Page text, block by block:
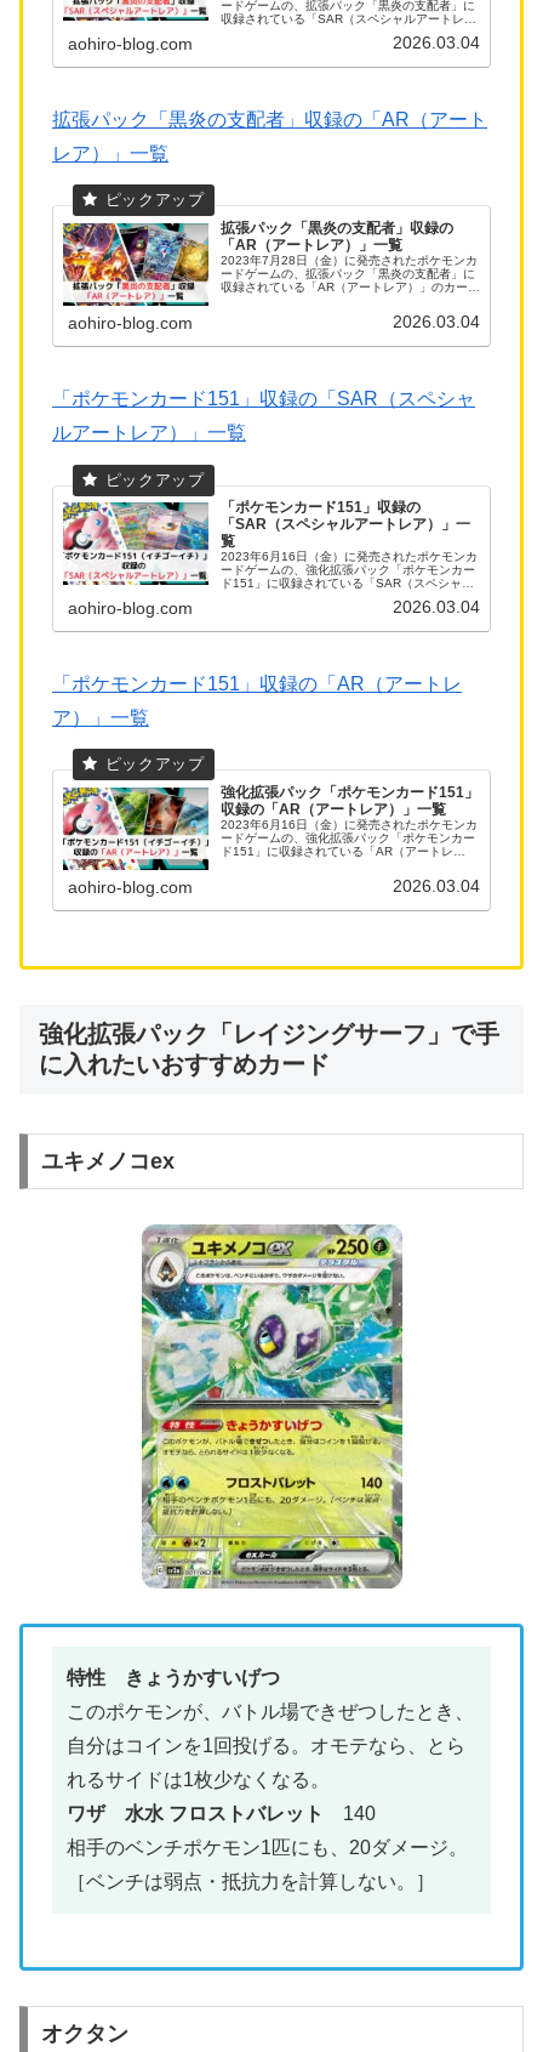
ードゲームの、拡張パック「黒炎の支配者」に
収録されている「SAR（スペシャルアートレ
aohiro-blog.com 2026.03.04
拡張パック「黒炎の支配者」収録の「AR（アート
レア）」一覧
拡張パック「黒炎の支配者」収録の
「AR（アートレア）」一覧
2023年7月28日（金）に発売されたポケモンカ
ードゲームの、拡張パック「黒炎の支配者」に
収録されている「AR（アートレア）」のカード
aohiro-blog.com 2026.03.04
「ポケモンカード151」収録の「SAR（スペシャ
ルアートレア）」一覧
「ポケモンカード151」収録の
「SAR（スペシャルアートレア）」一
覧
2023年6月16日（金）に発売されたポケモンカ
ードゲームの、強化拡張パック「ポケモンカー
ド151」に収録されている「SAR（スペシャル
aohiro-blog.com 2026.03.04
「ポケモンカード151」収録の「AR（アートレ
ア）」一覧
強化拡張パック「ポケモンカード151」
収録の「AR（アートレア）」一覧
2023年6月16日（金）に発売されたポケモンカ
ードゲームの、強化拡張パック「ポケモンカー
ド151」に収録されている「AR（アートレ
aohiro-blog.com 2026.03.04
強化拡張パック「レイジングサーフ」で手
に入れたいおすすめカード
ユキメノコex
特性
きょうかすいげつ
このポケモンが、バトル場できぜつしたとき、
自分はコインを1回投げる。オモテなら、とら
れるサイドは1枚少なくなる。
ワザ 水水 フロストバレット
140
相手のベンチポケモン1匹にも、20ダメージ。
［ベンチは弱点・抵抗力を計算しない。］
オクタン